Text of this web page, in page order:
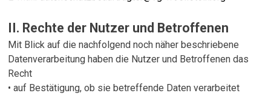
II. Rechte der Nutzer und Betroffenen
Mit Blick auf die nachfolgend noch näher beschriebene
Datenverarbeitung haben die Nutzer und Betroffenen das
Recht
• auf Bestätigung, ob sie betreffende Daten verarbeitet